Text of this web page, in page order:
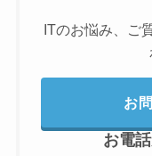
ITのお悩み、ご
お
お電